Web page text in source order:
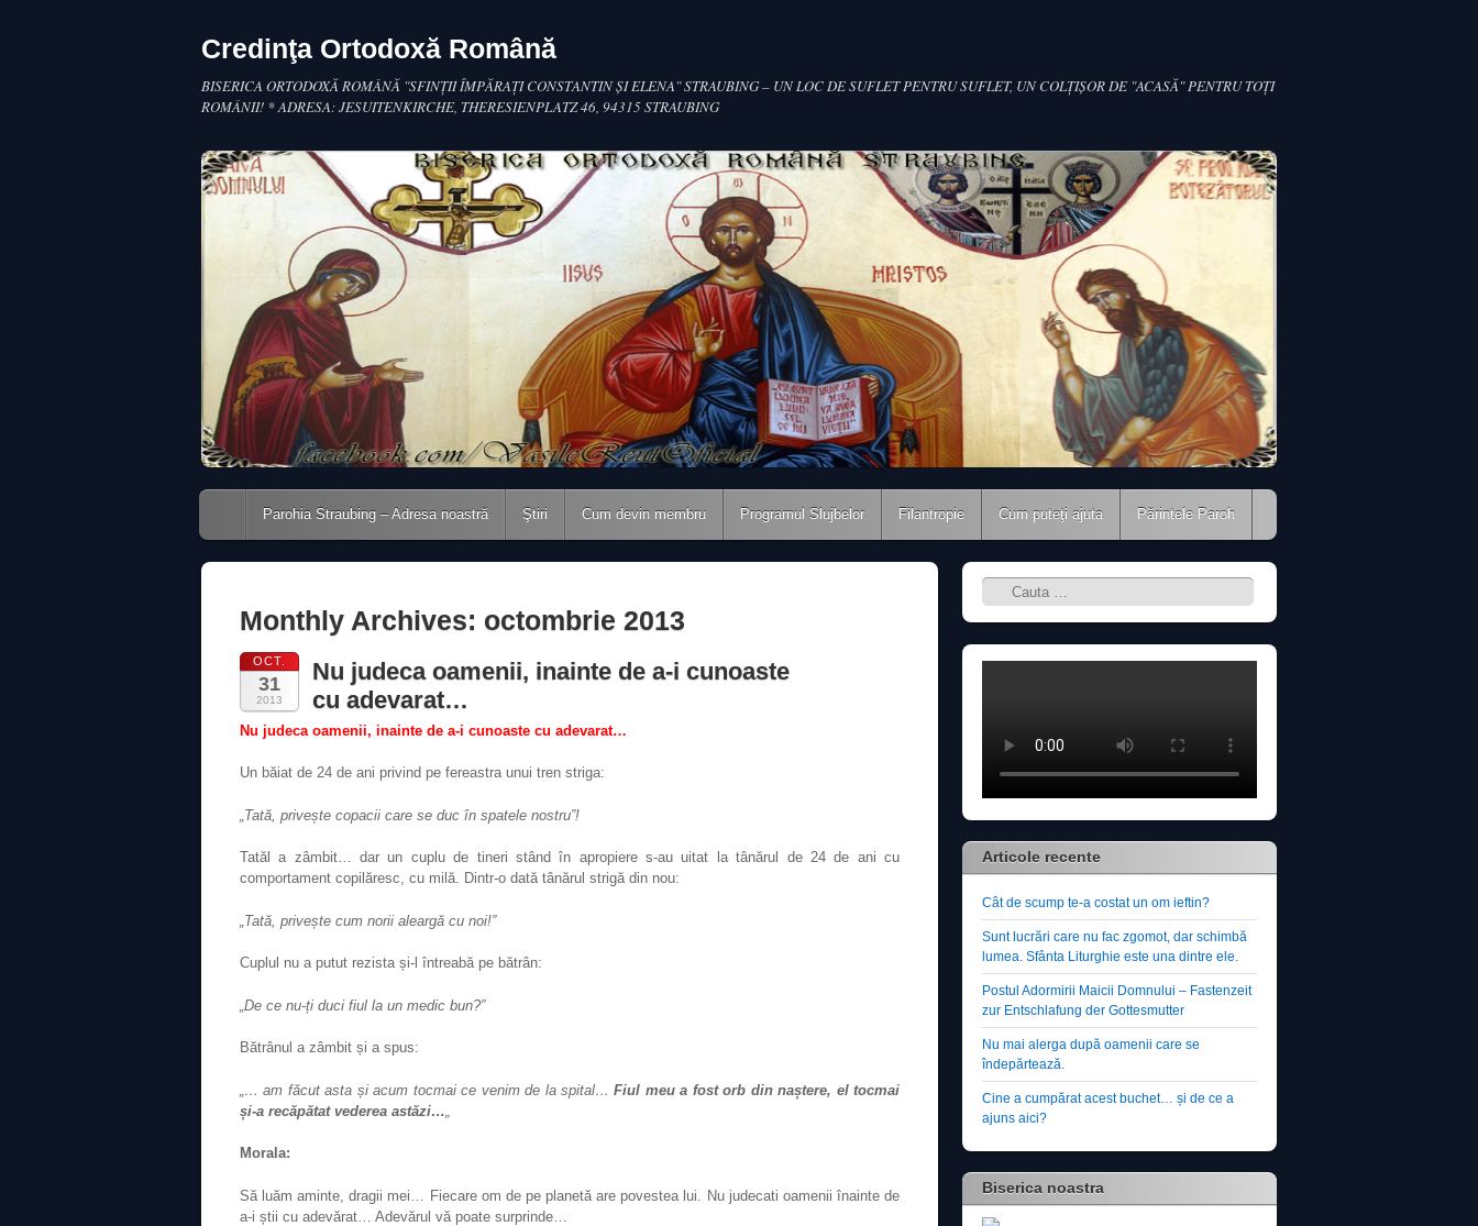
Credinţa Ortodoxă Română
BISERICA ORTODOXĂ ROMÂNĂ "SFINŢII ÎMPĂRAŢI CONSTANTIN ŞI ELENA" STRAUBING – UN LOC DE SUFLET PENTRU SUFLET, UN COLŢIŞOR DE "ACASĂ" PENTRU TOŢI
ROMÂNII! * ADRESA: JESUITENKIRCHE, THERESIENPLATZ 46, 94315 STRAUBING
Main menu
Skip to content
Parohia Straubing – Adresa noastră Ştiri Cum devin membru Programul Slujbelor Filantropie Cum puteţi ajuta Părintele Paroh
Monthly Archives: octombrie 2013
OCT.
31
2013
Nu judeca oamenii, inainte de a-i cunoaste
cu adevarat…
Nu judeca oamenii, inainte de a-i cunoaste cu adevarat…
Un băiat de 24 de ani privind pe fereastra unui tren striga:
„Tată, privește copacii care se duc în spatele nostru”!
Tatăl a zâmbit… dar un cuplu de tineri stând în apropiere s-au uitat la tânărul de 24 de ani cu
comportament copilăresc, cu milă. Dintr-o dată tânărul strigă din nou:
„Tată, privește cum norii aleargă cu noi!”
Cuplul nu a putut rezista și-l întreabă pe bătrân:
„De ce nu-ți duci fiul la un medic bun?”
Bătrânul a zâmbit și a spus:
„… am făcut asta și acum tocmai ce venim de la spital…Fiul meu a fost orb din naștere, el tocmai
și-a recăpătat vederea astăzi…
Morala:
Să luăm aminte, dragii mei… Fiecare om de pe planetă are povestea lui. Nu judecati oamenii înainte de
a-i știi cu adevărat… Adevărul vă poate surprinde…
Search
Articole recente
Cât de scump te-a costat un om ieftin?
Sunt lucrări care nu fac zgomot, dar schimbă
lumea. Sfânta Liturghie este una dintre ele.
Postul Adormirii Maicii Domnului – Fastenzeit
zur Entschlafung der Gottesmutter
Nu mai alerga după oamenii care se
îndepărtează.
Cine a cumpărat acest buchet… și de ce a
ajuns aici?
Biserica noastra